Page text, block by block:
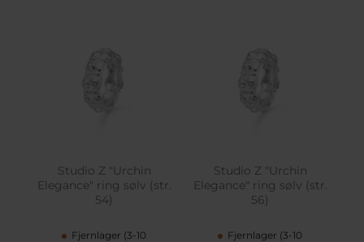
Studio Z "Urchin
Elegance" ring sølv (str.
54)
Fjernlager (3-10
Studio Z "Urchin
Elegance" ring sølv (str.
56)
Fjernlager (3-10